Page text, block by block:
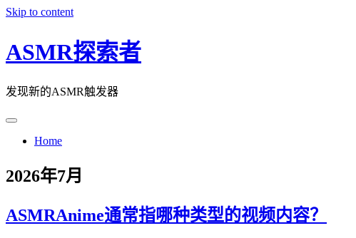
Skip to content
ASMR探索者
发现新的ASMR触发器
Home
2026年7月
ASMRAnime通常指哪种类型的视频内容？